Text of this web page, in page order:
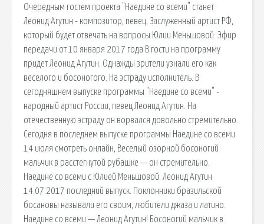
Очередным гостем проекта "Наедине со всеми" станет
Леонид Агутин - композитор, певец, Заслуженный артист РФ,
который будет отвечать на вопросы Юлии Меньшовой. Эфир
передачи от 10 января 2017 года В гости на программу
придет Леонид Агутин. Однажды зрители узнали его как
веселого и босоногого. На эстраду исполнитель. В
сегодняшнем выпуске программы "Наедине со всеми" -
народный артист России, певец Леонид Агутин. На
отечественную эстраду он ворвался довольно стремительно.
Сегодня в последнем выпуске программы Наедине со всеми
14 июля смотреть онлайн, Веселый озорной босоногий
мальчик в расстегнутой рубашке — он стремительно.
Наедине со всеми с Юлией Меньшовой. Леонид Агутин
14.07.2017 последний выпуск. Поклонники бразильской
босановы называли его своим, любители джаза и латино.
Наедине со всеми — Леонид Агутин! Босоногий мальчик в